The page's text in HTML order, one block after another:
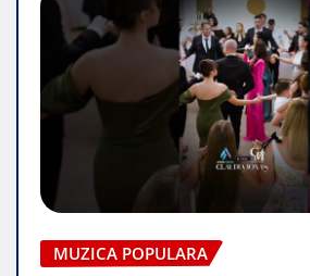
MUZICA POPULARA